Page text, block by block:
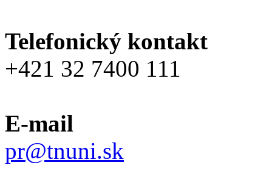
Telefonický kontakt
+421 32 7400 111
E-mail
pr@tnuni.sk